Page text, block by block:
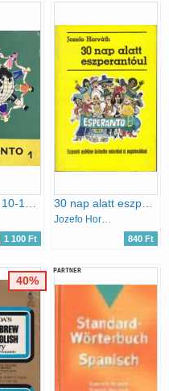
1 100 Ft
30 nap alatt eszperantóul
Jozefo Horváth
840 Ft
40%
PARTNER